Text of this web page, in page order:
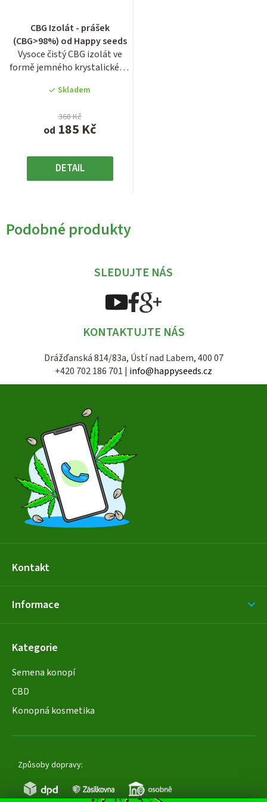
CBG Izolát - prášek
(CBG>98%) od Happy seeds
Vysoce čistý CBG izolát ve
formě jemného krystalického
hodnocení
produktu
je
3,3
z
hvězdiček.
Skladem
od 185 Kč
368 Kč
DETAIL
Podobné produkty
SLEDUJTE NÁS
KONTAKTUJTE NÁS
Drážďanská 814/83a, Ústí nad Labem, 400 07
+420 702 186 701 | info@happyseeds.cz
Kontakt
Informace
Kategorie
Semena konopí
CBD
Konopná kosmetika
Způsoby dopravy: